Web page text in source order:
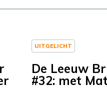
UITGELICHT
De Leeuw
#32: met